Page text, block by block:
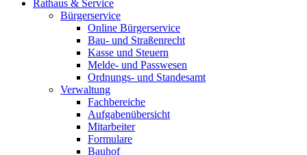
Rathaus & Service
Bürgerservice
Online Bürgerservice
Bau- und Straßenrecht
Kasse und Steuern
Melde- und Passwesen
Ordnungs- und Standesamt
Verwaltung
Fachbereiche
Aufgabenübersicht
Mitarbeiter
Formulare
Bauhof